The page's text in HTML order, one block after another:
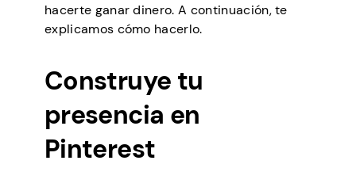
hacerte ganar dinero. A continuación, te
explicamos cómo hacerlo.
Construye tu
presencia en
Pinterest